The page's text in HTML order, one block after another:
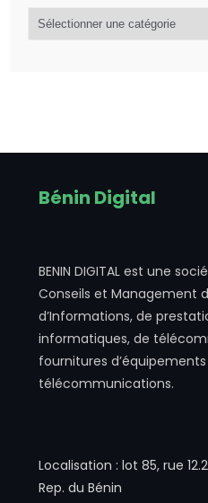
d’articles
Bénin Digital
BENIN DIGITAL est une
Conseils et Management
d’Informations, de
informatiques, de
fournitures
télécommunications.
Localisation : lot 85, rue
Rep. du Bénin